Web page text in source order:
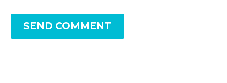
SEND COMMENT